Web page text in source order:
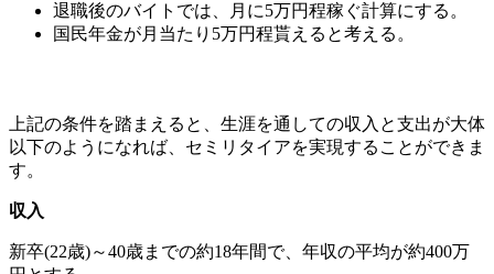
退職後のバイトでは、月に5万円程稼ぐ計算にする。
国民年金が月当たり5万円程貰えると考える。
上記の条件を踏まえると、生涯を通しての収入と支出が大体
以下のようになれば、セミリタイアを実現することができま
す。
収入
新卒(22歳)～40歳までの約18年間で、年収の平均が約400万